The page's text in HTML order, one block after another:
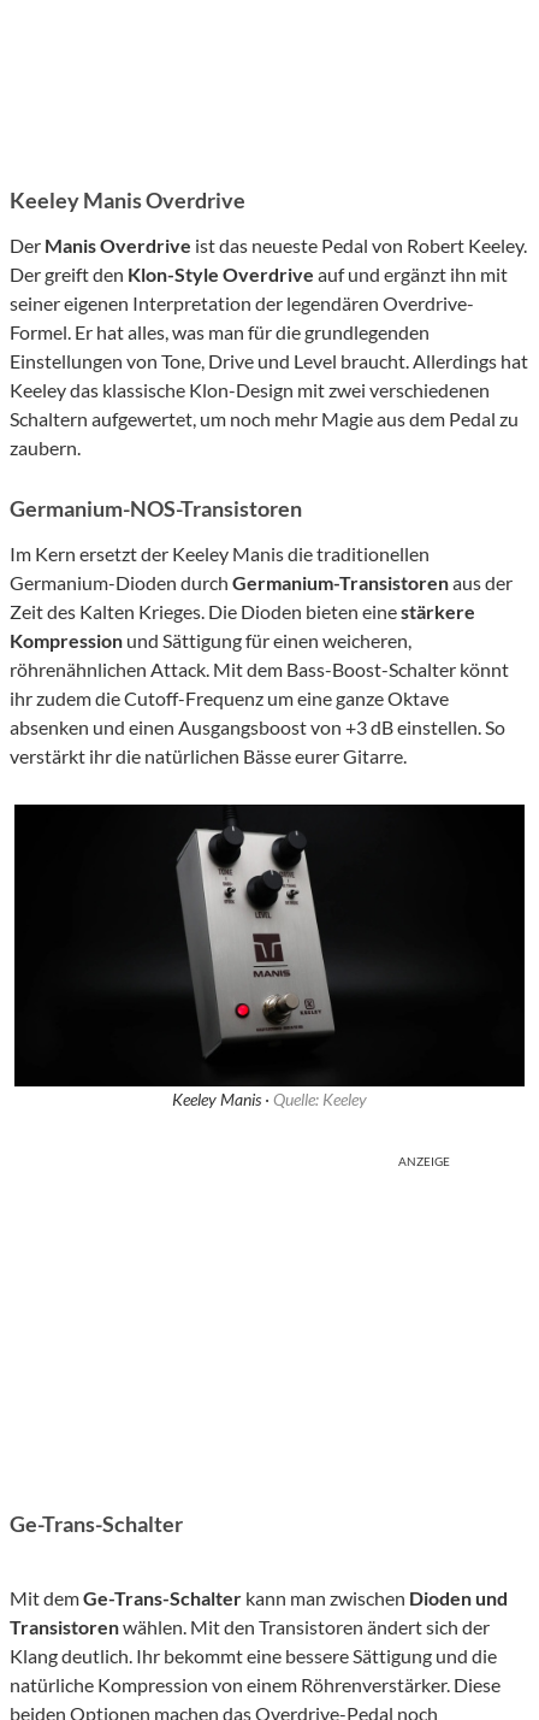
Keeley Manis Overdrive
Der Manis Overdrive ist das neueste Pedal von Robert Keeley.
Der greift den Klon-Style Overdrive auf und ergänzt ihn mit
seiner eigenen Interpretation der legendären Overdrive-
Formel. Er hat alles, was man für die grundlegenden
Einstellungen von Tone, Drive und Level braucht. Allerdings hat
Keeley das klassische Klon-Design mit zwei verschiedenen
Schaltern aufgewertet, um noch mehr Magie aus dem Pedal zu
zaubern.
Germanium-NOS-Transistoren
Im Kern ersetzt der Keeley Manis die traditionellen
Germanium-Dioden durch Germanium-Transistorenaus der
Zeit des Kalten Krieges. Die Dioden bieten einestärkere
Kompression und Sättigung für einen weicheren,
röhrenähnlichen Attack. Mit dem Bass-Boost-Schalter könnt
ihr zudem die Cutoff-Frequenz um eine ganze Oktave
absenken und einen Ausgangsboost von +3 dB einstellen. So
verstärkt ihr die natürlichen Bässe eurer Gitarre.
Keeley Manis · Quelle: Keeley
ANZEIGE
Ge-Trans-Schalter
Mit demGe-Trans-Schalter kann man zwischen Dioden und
Transistorenwählen. Mit den Transistoren ändert sich der
Klang deutlich. Ihr bekommt eine bessere Sättigung und die
natürliche Kompression von einem Röhrenverstärker. Diese
beiden Optionen machen das Overdrive-Pedal noch